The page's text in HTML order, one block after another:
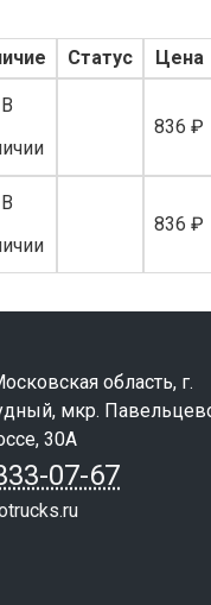
Статус Цена
В
836 ₽
В
836 ₽
область, г.
мкр.
30А
07-67